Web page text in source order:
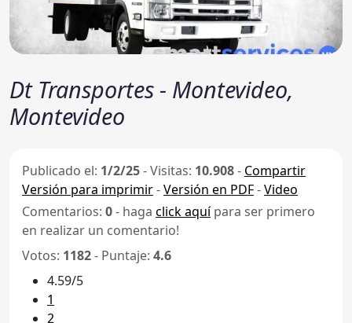
Dt Transportes - Montevideo,
Montevideo
Publicado el: 1/2/25-Visitas: 10.908- Compartir
Versión para imprimir-Versión en PDF-Video
Comentarios: 0- haga click aquípara ser primero
en realizar un comentario!
Votos: 1182- Puntaje: 4.6
4.59/5
1
2